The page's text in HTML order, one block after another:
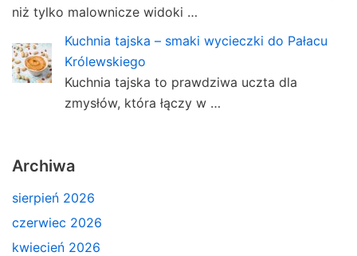
niż tylko malownicze widoki …
Kuchnia tajska – smaki wycieczki do Pałacu
Królewskiego
Kuchnia tajska to prawdziwa uczta dla
zmysłów, która łączy w …
Archiwa
sierpień 2026
czerwiec 2026
kwiecień 2026